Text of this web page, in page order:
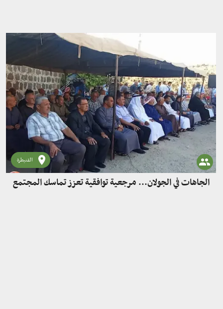
القنيطرة
الجاهات في الجولان... مرجعية توافقية تعزز تماسك المجتمع